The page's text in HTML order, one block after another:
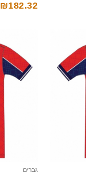
₪182.32
גברים